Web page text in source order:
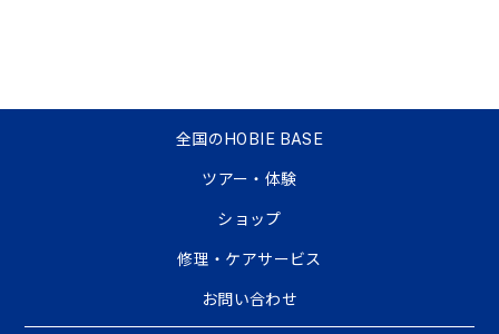
全国のHOBIE BASE
ツアー・体験
ショップ
修理・ケアサービス
お問い合わせ